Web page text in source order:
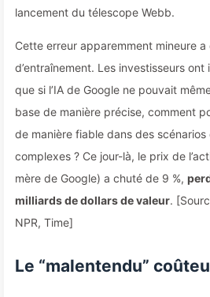
lancement du télescope Webb.
Cette erreur apparemment mineure
d’entraînement. Les investisseurs
que si l’IA de Google ne pouvait
base de manière précise, comment
de manière fiable dans des
complexes ? Ce jour-là, le prix de
mère de Google) a chuté de 9 %,
milliards de dollars de valeur.
NPR, Time]
Le “malentendu”